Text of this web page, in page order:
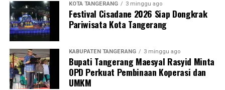
KOTA TANGERANG 3 minggu ago
Festival Cisadane 2026 Siap Dongkrak
Pariwisata Kota Tangerang
KABUPATEN TANGERANG 3 minggu ago
Bupati Tangerang Maesyal Rasyid Minta
OPD Perkuat Pembinaan Koperasi dan
UMKM